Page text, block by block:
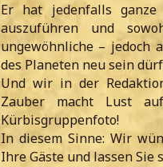
Er hat jedenfalls
auszuführen und
ungewöhnliche – jedoch
des Planeten neu sein
Und wir in der
Zauber macht Lust
Kürbisgruppenfoto!
In diesem Sinne: Wir
Ihre Gäste und lassen Sie